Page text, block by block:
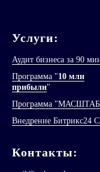
Услуги:
Аудит бизнеса за 90
Программа "10 млн
прибыли"
Программа
Внедрение Битрикс24
Контакты: